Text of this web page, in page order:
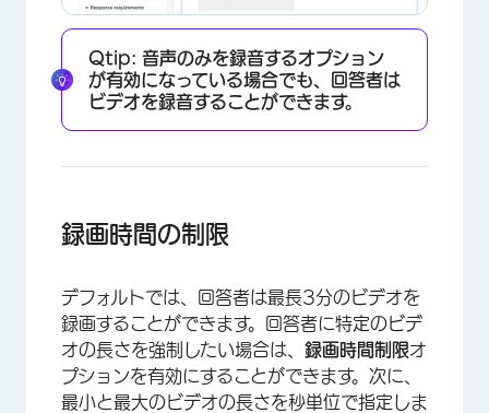
Qtip: 音声のみを録音するオプション
が有効になっている場合でも、回答者は
ビデオを録音することができます。
録画時間の制限
デフォルトでは、回答者は最長3分のビデオを
録画することができます。回答者に特定のビデ
オの長さを強制したい場合は、 録画時間制限オ
プションを有効にすることができます。次に、
最小と最大のビデオの長さを秒単位で指定しま